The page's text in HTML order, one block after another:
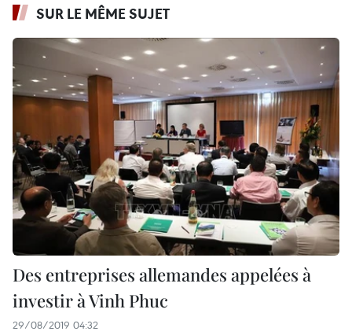
SUR LE MÊME SUJET
Des entreprises allemandes appelées à
investir à Vinh Phuc
29/08/2019 04:32